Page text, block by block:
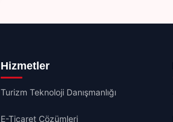
Hizmetler
Turizm Teknoloji Danışmanlığı
E-Ticaret Çözümleri